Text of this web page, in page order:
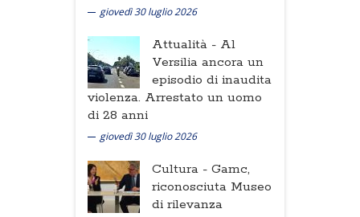
giovedì 30 luglio 2026
Attualità - Al
Versilia ancora un
episodio di inaudita
violenza. Arrestato un uomo
di 28 anni
giovedì 30 luglio 2026
Cultura - Gamc,
riconosciuta Museo
di rilevanza